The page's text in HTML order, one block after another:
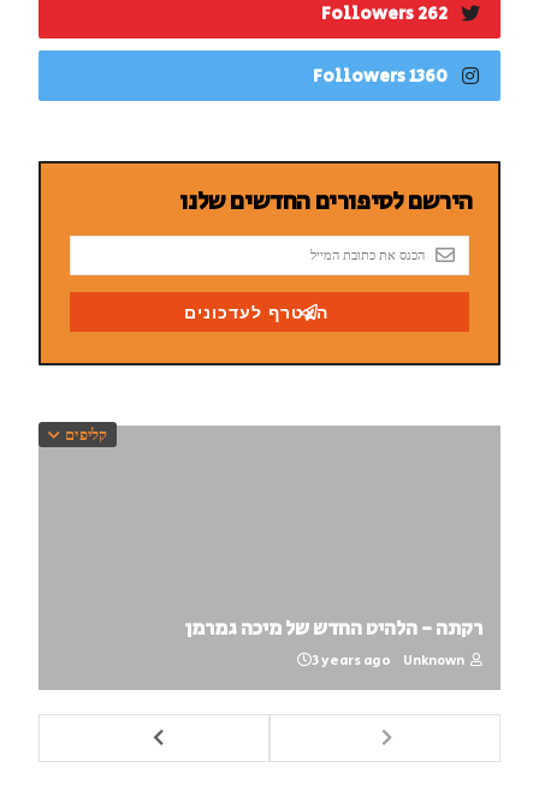
262 Followers
1360 Followers
קליפים
רקתה - הלהיט החדש של מיכה גמרמן
Unknown
3 years ago